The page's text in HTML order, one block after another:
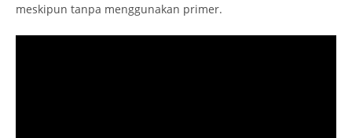
meskipun tanpa menggunakan primer.